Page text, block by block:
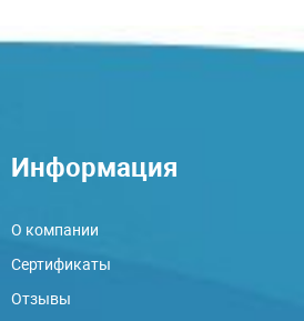
Информация
О компании
Сертификаты
Отзывы